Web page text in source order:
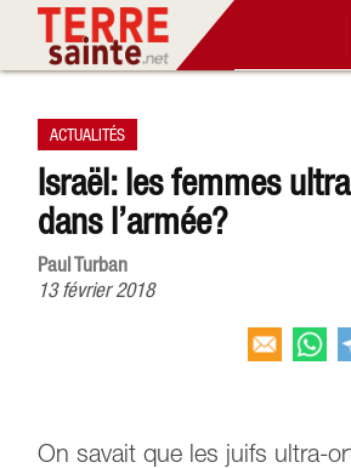
ACTUALITÉS
Israël: les femmes
dans l’armée?
Paul Turban
13 février 2018
On savait que les juifs ultra-